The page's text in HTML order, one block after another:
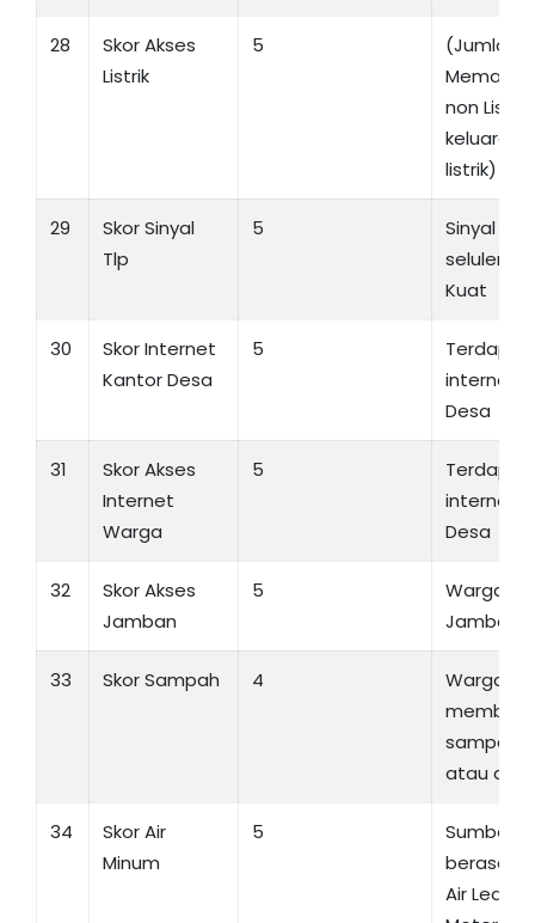
28
Skor Akses
Listrik
5
(Jumlah
Memakai
non
keluarga
listrik) ≥
29
Skor Sinyal
Tlp
5
Sinyal
seluler di
Kuat
30
Skor Internet
Kantor Desa
5
internet
Desa
31
Skor Akses
Internet
Warga
5
Terdapat
internet
Desa
32
Skor Akses
Jamban
5
Warga
Jamban
33 Skor Sampah 4
Warga
sampah
atau di
34
Skor Air
Minum
5
Sumber
berasal
Air